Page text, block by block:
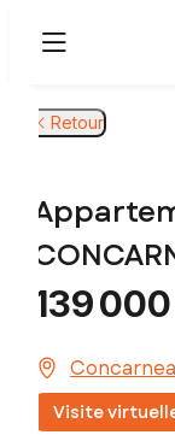
Retour
139
Visite